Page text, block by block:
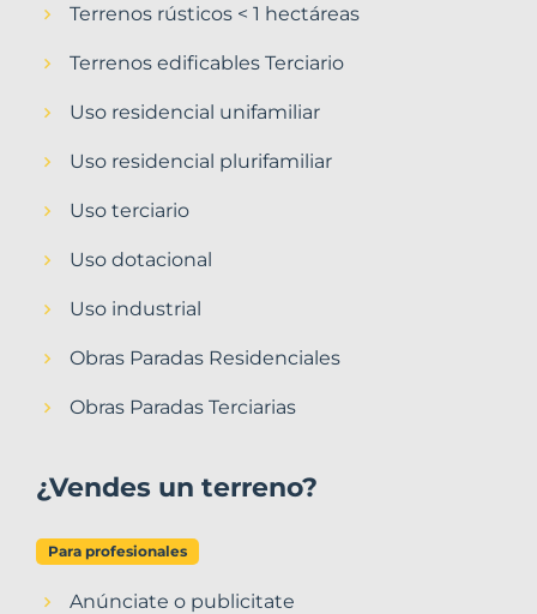
Terrenos rústicos < 1 hectáreas
Terrenos edificables Terciario
Uso residencial unifamiliar
Uso residencial plurifamiliar
Uso terciario
Uso dotacional
Uso industrial
Obras Paradas Residenciales
Obras Paradas Terciarias
¿Vendes un terreno?
Para profesionales
Anúnciate o publicitate